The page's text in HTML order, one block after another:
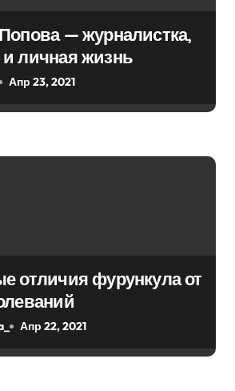
— журналистка,
личная жизнь
Апр 23, 2021
отличия фурункула от
Апр 22, 2021